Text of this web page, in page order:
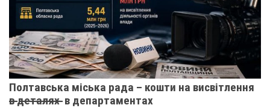
Полтавська міська рада – кошти на висвітлення
в̶ ̶д̶е̶т̶а̶л̶я̶х̶ ̶ в департаментах